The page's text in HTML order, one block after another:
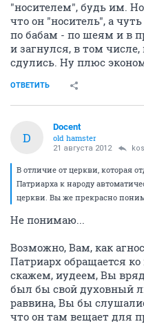
"носителем", будь им.
что он "носитель", а
по бабам - по шеям и в
и загнулся, в том
сдулись. Ну плюс
ОТВЕТИТЬ
D
Docent
old hamster
21 августа 2012
В отличие от церкви, которая
Патриарха к народу
церкви. Вы же прекрасно
Не понимаю...
Возможно, Вам, как
Патриарх обращается
скажем, иудеем, Вы
был бы свой духовный
раввина, Вы бы
что он там вещает для